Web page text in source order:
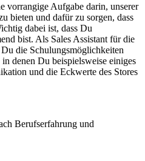
vorrangige Aufgabe darin, unserer
bieten und dafür zu sorgen, dass
dabei ist, dass Du
bist. Als Sales Assistant für die
die Schulungsmöglichkeiten
denen Du beispielsweise einiges
und die Eckwerte des Stores
Berufserfahrung und